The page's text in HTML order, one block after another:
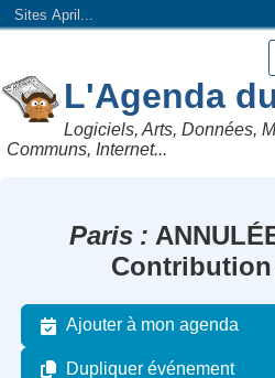
Sites April...
L'Agenda
Logiciels, Arts, Données,
Communs, Internet...
Paris
Ajouter à mon agenda
Dupliquer événement